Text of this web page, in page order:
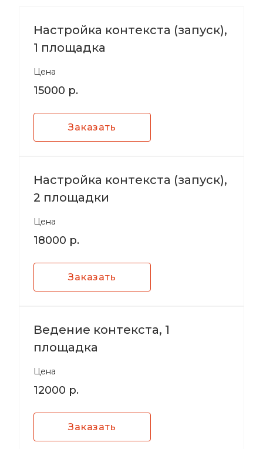
Настройка контекста (запуск),
1 площадка
Цена
15000 р.
Заказать
Настройка контекста (запуск),
2 площадки
Цена
18000 р.
Заказать
Ведение контекста, 1
площадка
Цена
12000 р.
Заказать